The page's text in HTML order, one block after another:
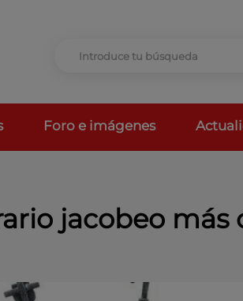
Foro e imágenes
jacobeo más